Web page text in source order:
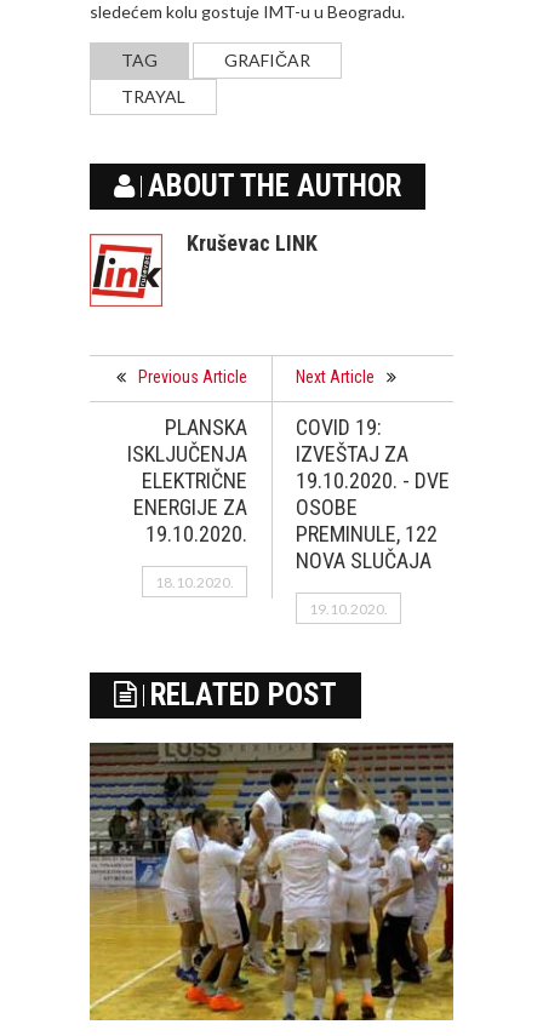
sledećem kolu gostuje IMT-u u Beogradu.
TAG
GRAFIČAR
TRAYAL
ABOUT THE AUTHOR
Kruševac LINK
Previous Article
PLANSKA
ISKLJUČENJA
ELEKTRIČNE
ENERGIJE ZA
19.10.2020.
18.10.2020.
Next Article
COVID 19:
IZVEŠTAJ ZA
19.10.2020. - DVE
OSOBE
PREMINULE, 122
NOVA SLUČAJA
19.10.2020.
RELATED POST